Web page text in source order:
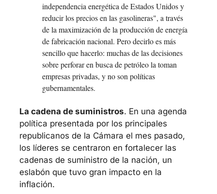
independencia energética de Estados Unidos y
reducir los precios en las gasolineras", a través
de la maximización de la producción de energía
de fabricación nacional. Pero decirlo es más
sencillo que hacerlo: muchas de las decisiones
sobre perforar en busca de petróleo la toman
empresas privadas, y no son políticas
gubernamentales.
La cadena de suministros. En una agenda
política presentada por los principales
republicanos de la Cámara el mes pasado,
los líderes se centraron en fortalecer las
cadenas de suministro de la nación, un
eslabón que tuvo gran impacto en la
inflación.